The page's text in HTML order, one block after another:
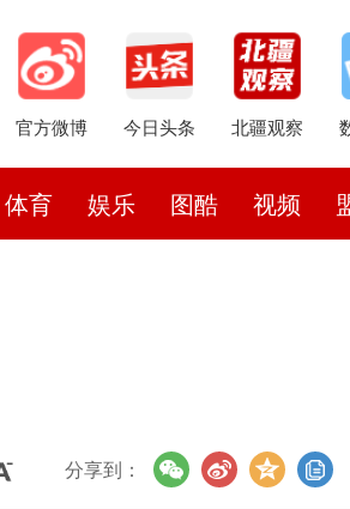
官方微博 今日头条 北疆观察
体育 娱乐 图酷 视频
分享到：